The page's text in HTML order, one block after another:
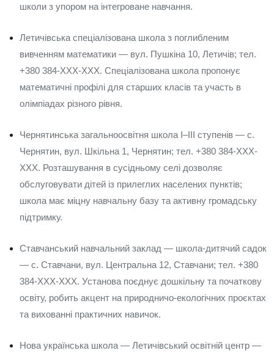
школи з упором на інтегроване навчання.
Летичівська спеціалізована школа з поглибленим
вивченням математики — вул. Пушкіна 10, Летичів; тел.
+380 384-XXX-XXX. Спеціалізована школа пропонує
математичні профілі для старших класів та участь в
олімпіадах різного рівня.
Чернятинська загальноосвітня школа I–III ступенів — с.
Чернятин, вул. Шкільна 1, Чернятин; тел. +380 384-XXX-
XXX. Розташування в сусідньому селі дозволяє
обслуговувати дітей із прилеглих населених пунктів;
школа має міцну навчальну базу та активну громадську
підтримку.
Ставчанський навчальний заклад — школа-дитячий садок
— с. Ставчани, вул. Центральна 12, Ставчани; тел. +380
384-XXX-XXX. Установа поєднує дошкільну та початкову
освіту, робить акцент на природничо-екологічних проєктах
та вихованні практичних навичок.
Нова українська школа — Летичівський освітній центр —